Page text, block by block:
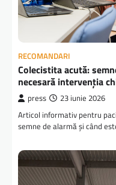
RECOMANDARI
Colecistita acută:
necesară intervenția
press 23 iunie 2026
Articol informativ pentru
semne de alarmă și când